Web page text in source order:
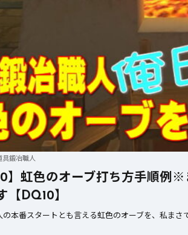
具鍛冶職人
】虹色のオーブ打ち方手順例
【DQ10】
本番スタートとも言える虹色のオーブを、私まさ